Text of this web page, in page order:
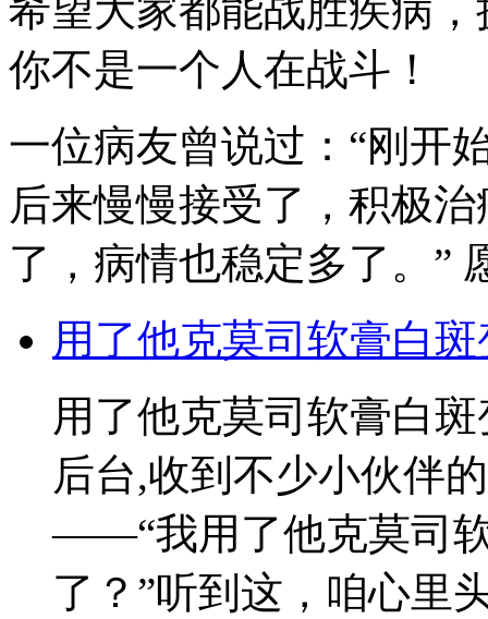
希望大家都能战胜疾病
你不是一个人在战斗！
一位病友曾说过：“刚开
后来慢慢接受了，积极
了，病情也稳定多了。”
用了他克莫司软膏白
用了他克莫司软膏白
后台,收到不少小伙伴
——“我用了他克莫司
了？”听到这，咱心里